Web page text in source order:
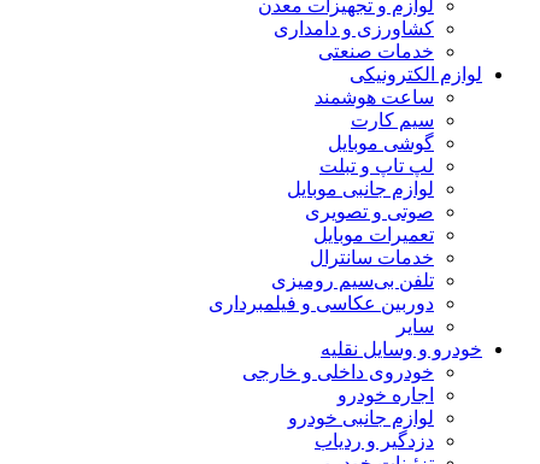
لوازم و تجهیزات معدن
کشاورزی و دامداری
خدمات صنعتی
لوازم الکترونیکی
ساعت هوشمند
سیم کارت
گوشی موبایل
لپ تاپ و تبلت
لوازم جانبی موبایل
صوتی و تصویری
تعمیرات موبایل
خدمات سانترال
تلفن بی‌سیم رومیزی
دوربین عکاسی و فیلمبرداری
سایر
خودرو و وسایل نقلیه
خودروی داخلی و خارجی
اجاره خودرو
لوازم جانبی خودرو
دزدگیر و ردیاب